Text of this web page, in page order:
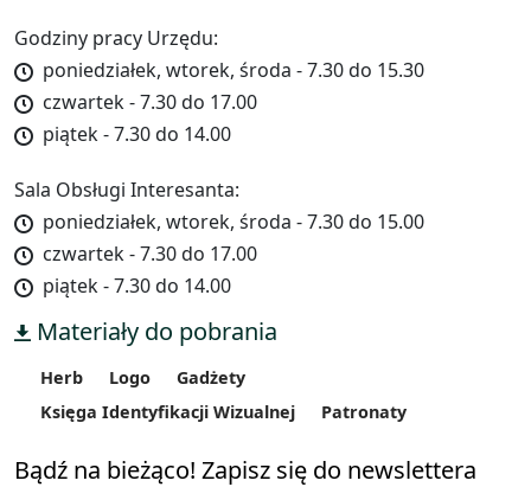
Godziny pracy Urzędu:
poniedziałek, wtorek, środa - 7.30 do 15.30
czwartek - 7.30 do 17.00
piątek - 7.30 do 14.00
Sala Obsługi Interesanta:
poniedziałek, wtorek, środa - 7.30 do 15.00
czwartek - 7.30 do 17.00
piątek - 7.30 do 14.00
Materiały do pobrania
Herb Logo
Gadżety
Księga Identyfikacji Wizualnej
Patronaty
Bądź na bieżąco! Zapisz się do newslettera